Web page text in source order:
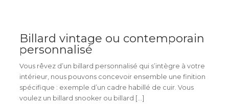
Billard vintage ou contemporain
personnalisé
Vous rêvez d’un billard personnalisé qui s’intègre à votre
intérieur, nous pouvons concevoir ensemble une finition
spécifique : exemple d’un cadre habillé de cuir. Vous
voulez un billard snooker ou billard […]